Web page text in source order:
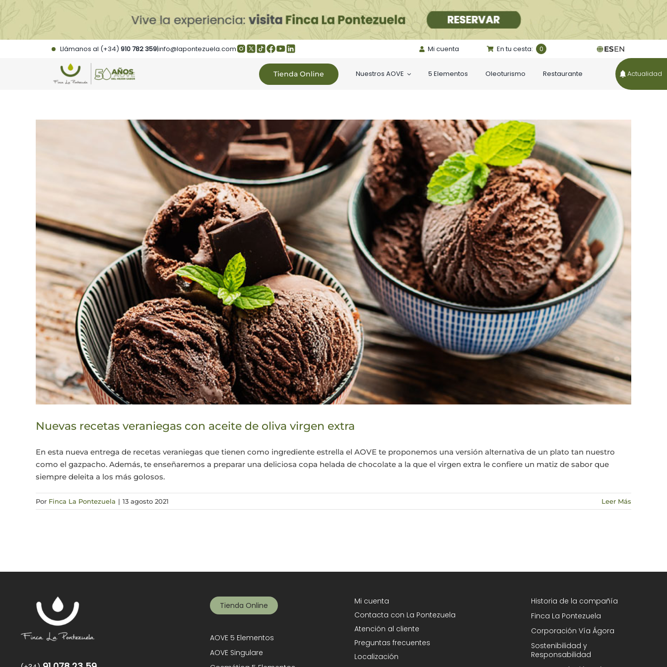
Saltar
Llámanos al (+34) 910 782 359|info@lapontezuela.com Mi cuenta En tu cesta: 0 ESEN
Tienda Online Nuestros AOVE 5 Elementos Oleoturismo Restaurante Actualidad
Nuevas recetas veraniegas con aceite de oliva virgen extra
En esta nueva entrega de recetas veraniegas que tienen como ingrediente estrella el AOVE te proponemos una versión alternativa de un plato tan nuestro
como el gazpacho. Además, te enseñaremos a preparar una deliciosa copa helada de chocolate a la que el virgen extra le confiere un matiz de sabor que
siempre deleita a los más golosos.
Por Finca La Pontezuela | 13 agosto 2021 Leer Más
Tienda Online
AOVE 5 Elementos
AOVE Singulare
Mi cuenta
Contacta con La Pontezuela
Atención al cliente
Preguntas frecuentes
Localización
Historia de la compañía
Finca La Pontezuela
Corporación Vía Ágora
Sostenibilidad y
Responsabilidad